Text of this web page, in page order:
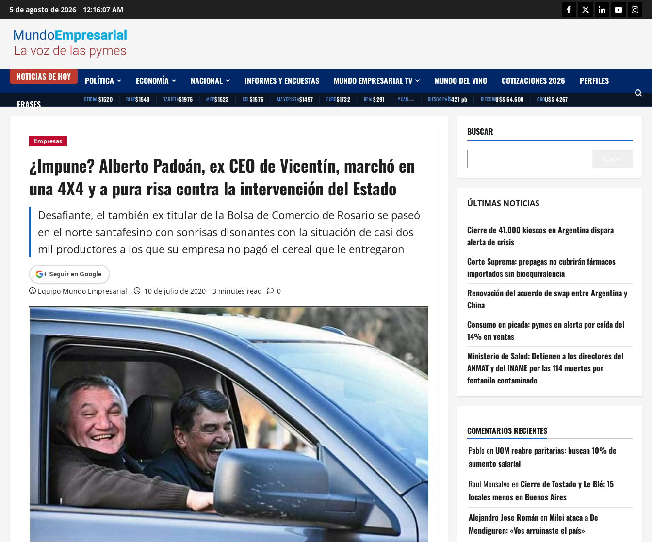
Saltar
al
contenido
5 de agosto de 2026 12:16:08 AM Facebook
TwitterLinkedinYoutube
NOTICIAS DE HOY POLÍTICA ECONOMÍA NACIONAL INFORMES Y ENCUESTAS MUNDO EMPRESARIAL TV MUNDO DEL VINO COTIZACIONES 2026 PERFILES
FRASES OFICIAL$1520 | BLUE$1540 | TARJETA$1976 | MEP$1523 | CCL$1576 | MAYORISTA$1497 | EURO$1732 | REAL$291 | YUAN— | RIESGO PAÍS421 pb | BITCOINU$S 64.600 | OROU$S 4267
Empresas
¿Impune? Alberto Padoán, ex CEO de Vicentín, marchó en
una 4X4 y a pura risa contra la intervención del Estado
Desafiante, el también ex titular de la Bolsa de Comercio de Rosario se paseó
en el norte santafesino con sonrisas disonantes con la situación de casi dos
mil productores a los que su empresa no pagó el cereal que le entregaron
+ Seguir en Google
Equipo Mundo Empresarial 10 de julio de 2020 3 minutes read 0
BUSCAR
ÚLTIMAS NOTICIAS
Cierre de 41.000 kioscos en Argentina dispara
alerta de crisis
Corte Suprema: prepagas no cubrirán fármacos
importados sin bioequivalencia
Renovación del acuerdo de swap entre Argentina y
China
Consumo en picada: pymes en alerta por caída del
14% en ventas
Ministerio de Salud: Detienen a los directores del
ANMAT y del INAME por las 114 muertes por
fentanilo contaminado
COMENTARIOS RECIENTES
Pablo enUOM reabre paritarias: buscan 10% de
aumento salarial
Raul Monsalvo enCierre de Tostado y Le Blé: 15
locales menos en Buenos Aires
Alejandro Jose Románen Milei ataca a De
Mendiguren: «Vos arruinaste el país»